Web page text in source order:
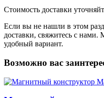
Стоимость доставки
Если вы не нашли в этом
доставки, свяжитесь с
удобный вариант.
Возможно вас